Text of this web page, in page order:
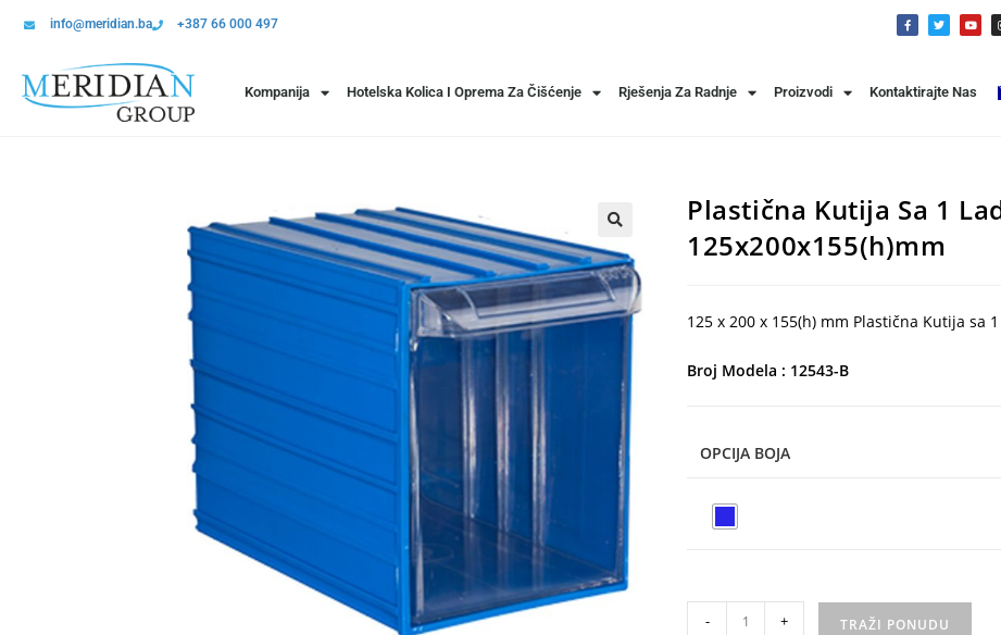
info@meridian.ba +387 66 000 497
Kompanija Hotelska Kolica I Oprema Za Čišćenje Rješenja Za Radnje Proizvodi Kontaktirajte Nas
Plastična Kutija Sa 1
125x200x155(h)mm
125 x 200 x 155(h) mm Plastična Kutija sa
Broj Modela : 12543-B
OPCIJA BOJA
- + TRAŽI PONUDU